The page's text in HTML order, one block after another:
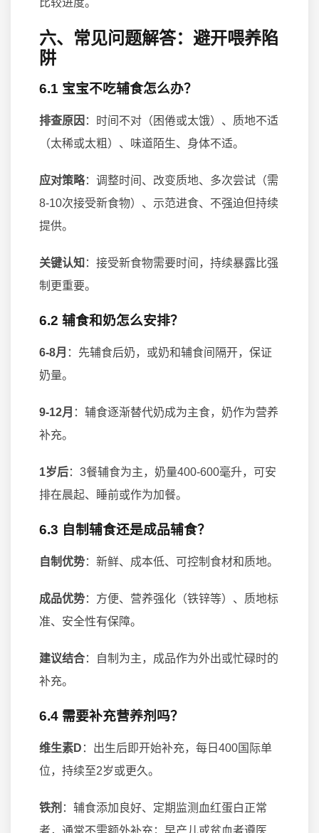
比较进度。
六、常见问题解答：避开喂养陷
阱
6.1 宝宝不吃辅食怎么办？
排查原因 ：时间不对（困倦或太饿）、质地不适
（太稀或太粗）、味道陌生、身体不适。
应对策略：调整时间、改变质地、多次尝试（需
8-10次接受新食物）、示范进食、不强迫但持续
提供。
关键认知 ：接受新食物需要时间，持续暴露比强
制更重要。
6.2 辅食和奶怎么安排？
6-8月 ：先辅食后奶，或奶和辅食间隔开，保证
奶量。
9-12月 ：辅食逐渐替代奶成为主食，奶作为营养
补充。
1岁后：3餐辅食为主，奶量400-600毫升，可安
排在晨起、睡前或作为加餐。
6.3 自制辅食还是成品辅食？
自制优势：新鲜、成本低、可控制食材和质地。
成品优势：方便、营养强化（铁锌等）、质地标
准、安全性有保障。
建议结合：自制为主，成品作为外出或忙碌时的
补充。
6.4 需要补充营养剂吗？
维生素D ：出生后即开始补充，每日400国际单
位，持续至2岁或更久。
铁剂 ：辅食添加良好、定期监测血红蛋白正常
者，通常不需额外补充；早产儿或贫血者遵医